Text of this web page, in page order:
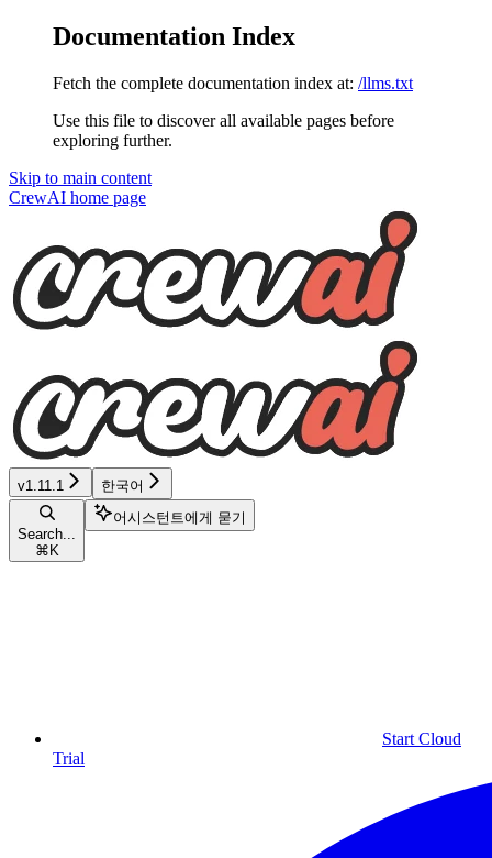
Documentation Index
Fetch the complete documentation index at: /llms.txt
Use this file to discover all available pages before
exploring further.
Skip to main content
CrewAI home page
v1.11.1 한국어
Search...
⌘ K
어시스턴트에게 묻기
Start Cloud
Trial